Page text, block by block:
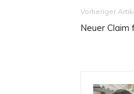
Vorheriger
Neuer Claim